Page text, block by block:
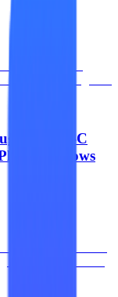
USB-C
Windows